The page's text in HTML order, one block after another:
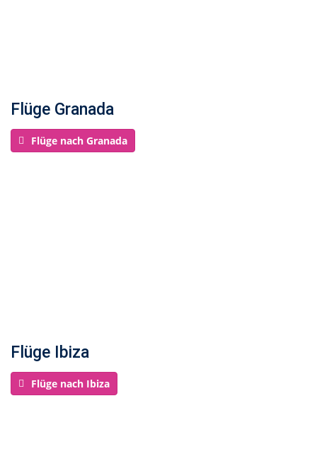
Flüge Granada
Flüge nach Granada
Flüge Ibiza
Flüge nach Ibiza